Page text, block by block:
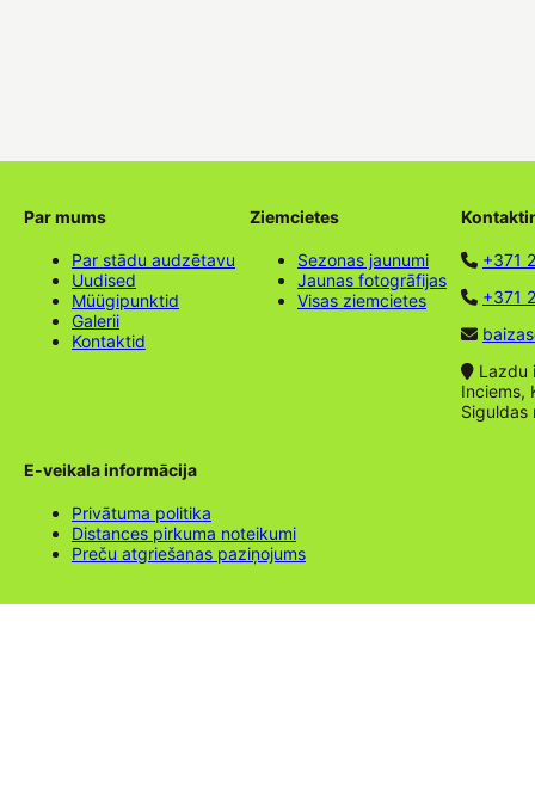
Par mums
Par stādu audzētavu
Uudised
Müügipunktid
Galerii
Kontaktid
Ziemcietes
Sezonas jaunumi
Jaunas fotogrāfijas
Visas ziemcietes
+371
+371
Lazdu
Inciems,
Siguldas
E-veikala informācija
Privātuma politika
Distances pirkuma noteikumi
Preču atgriešanas paziņojums